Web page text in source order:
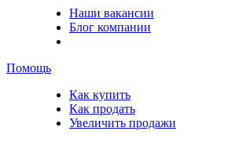
Наши вакансии
Блог компании
Помощь
Как купить
Как продать
Увеличить продажи